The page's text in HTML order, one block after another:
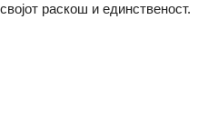
раскош и единственост.